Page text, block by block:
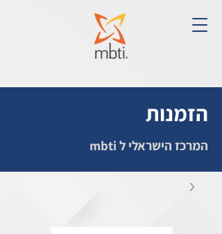
הזמנות
המרכז הישראלי ל mbti